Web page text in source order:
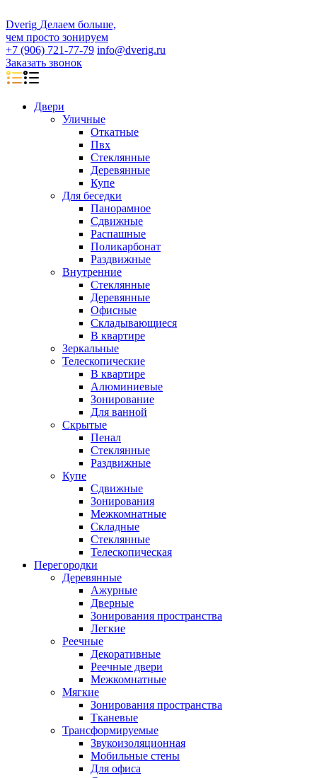
Dverig Делаем больше,
чем просто зонируем
+7 (906) 721-77-79 info@dverig.ru
Заказать звонок
Двери
Уличные
Откатные
Пвх
Стеклянные
Деревянные
Купе
Для беседки
Панорамное
Сдвижные
Распашные
Поликарбонат
Раздвижные
Внутренние
Стеклянные
Деревянные
Офисные
Складывающиеся
В квартире
Зеркальные
Телескопические
В квартире
Алюминиевые
Зонирование
Для ванной
Скрытые
Пенал
Стеклянные
Раздвижные
Купе
Сдвижные
Зонирования
Межкомнатные
Складные
Стеклянные
Телескопическая
Перегородки
Деревянные
Ажурные
Дверные
Зонирования пространства
Легкие
Реечные
Декоративные
Реечные двери
Межкомнатные
Мягкие
Зонирования пространства
Тканевые
Трансформируемые
Звукоизоляционная
Мобильные стены
Для офиса